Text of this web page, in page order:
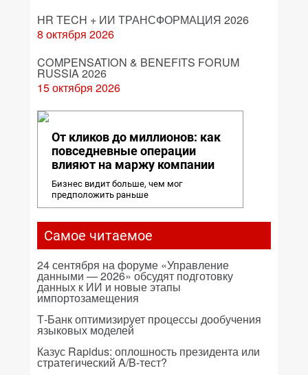
HR TECH + ИИ ТРАНСФОРМАЦИЯ 2026
8 октября 2026
COMPENSATION & BENEFITS FORUM
RUSSIA 2026
15 октября 2026
От кликов до миллионов: как
повседневные операции
влияют на маржу компании
Бизнес видит больше, чем мог
предположить раньше
Самое читаемое
24 сентября на форуме «Управление
данными — 2026» обсудят подготовку
данных к ИИ и новые этапы
импортозамещения
Т-Банк оптимизирует процессы дообучения
языковых моделей
Казус Rapidus: оплошность президента или
стратегический A/B-тест?